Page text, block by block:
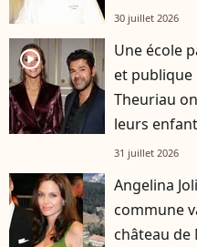
30 juillet 2026
player2
Une école
et publique
Theuriau
leurs
31 juillet 2026
Angelina
commune
château de